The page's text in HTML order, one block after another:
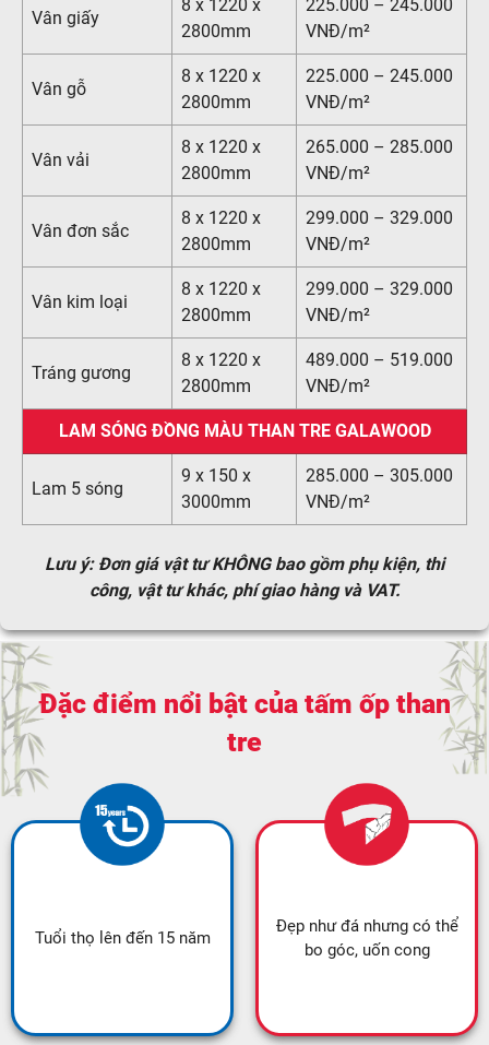
Vân giấy
8 x 1220 x
2800mm
225.000 – 245.000
VNĐ/m²
Vân gỗ
8 x 1220 x
2800mm
225.000 – 245.000
VNĐ/m²
Vân vải
8 x 1220 x
2800mm
265.000 – 285.000
VNĐ/m²
Vân đơn sắc
8 x 1220 x
2800mm
299.000 – 329.000
VNĐ/m²
Vân kim loại
8 x 1220 x
2800mm
299.000 – 329.000
VNĐ/m²
Tráng gương
8 x 1220 x
2800mm
489.000 – 519.000
VNĐ/m²
LAM SÓNG ĐỒNG MÀU THAN TRE GALAWOOD
Lam 5 sóng
9 x 150 x
3000mm
285.000 – 305.000
VNĐ/m²
Lưu ý: Đơn giá vật tư KHÔNG bao gồm phụ kiện, thi
công, vật tư khác, phí giao hàng và VAT.
Đặc điểm nổi bật của tấm ốp than
tre
Tuổi thọ lên đến 15 năm
Đẹp như đá nhưng có thể
bo góc, uốn cong